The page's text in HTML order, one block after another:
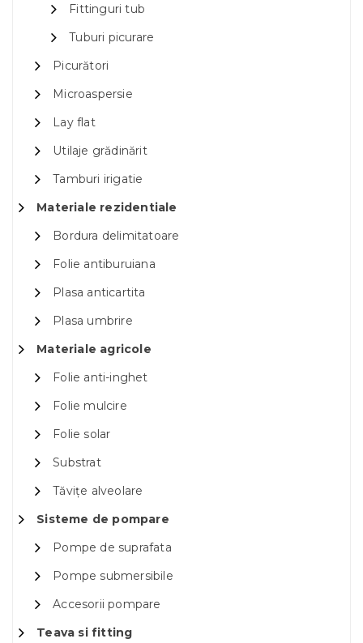
Fittinguri tub
Tuburi picurare
Picurători
Microaspersie
Lay flat
Utilaje grădinărit
Tamburi irigatie
Materiale rezidentiale
Bordura delimitatoare
Folie antiburuiana
Plasa anticartita
Plasa umbrire
Materiale agricole
Folie anti-inghet
Folie mulcire
Folie solar
Substrat
Tăvițe alveolare
Sisteme de pompare
Pompe de suprafata
Pompe submersibile
Accesorii pompare
Teava si fitting